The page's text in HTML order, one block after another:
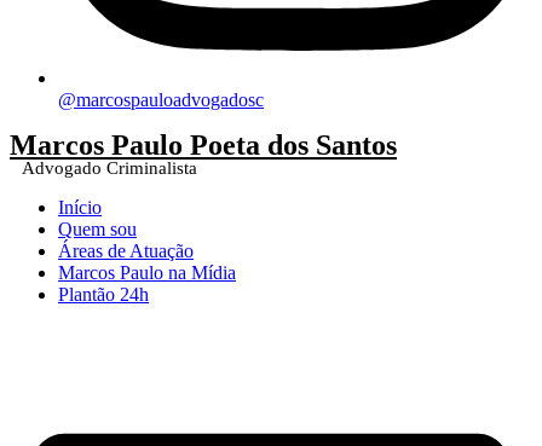
@marcospauloadvogadosc
Marcos Paulo Poeta dos Santos
Advogado Criminalista
Início
Quem sou
Áreas de Atuação
Marcos Paulo na Mídia
Plantão 24h